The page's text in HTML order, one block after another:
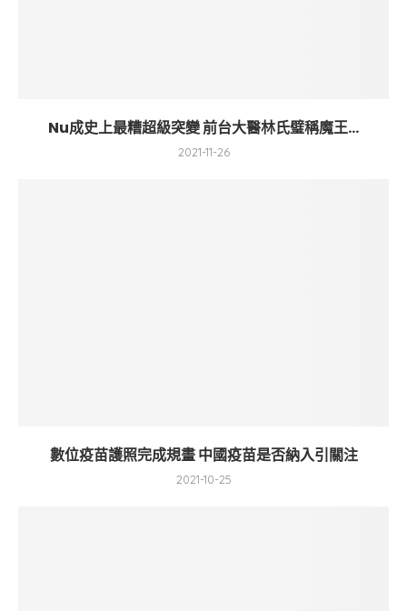
Nu成史上最糟超級突變 前台大醫林氏璧稱魔王...
2021-11-26
數位疫苗護照完成規畫 中國疫苗是否納入引關注
2021-10-25